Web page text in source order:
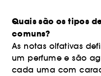
Quais são os tipos
comuns?
As notas olfativas
um perfume e são
cada uma com